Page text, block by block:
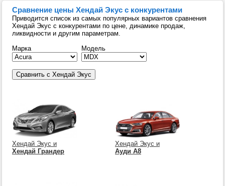
Сравнение цены Хендай Экус с конкурентами
Приводится список из самых популярных вариантов сравнения
Хендай Экус с конкурентами по цене, динамике продаж,
ликвидности и другим параметрам.
Марка
Модель
Хендай Экус и
Хендай Грандер
Хендай Экус и
Ауди А8